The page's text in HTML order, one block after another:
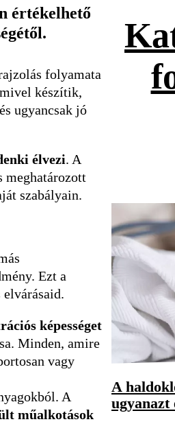
értékelhető
folyamata
készítik,
ugyancsak jó
élvezi. A
meghatározott
szabályain.
Ezt a
képességet
Minden, amire
vagy
A
műalkotások
A
ugyanazt